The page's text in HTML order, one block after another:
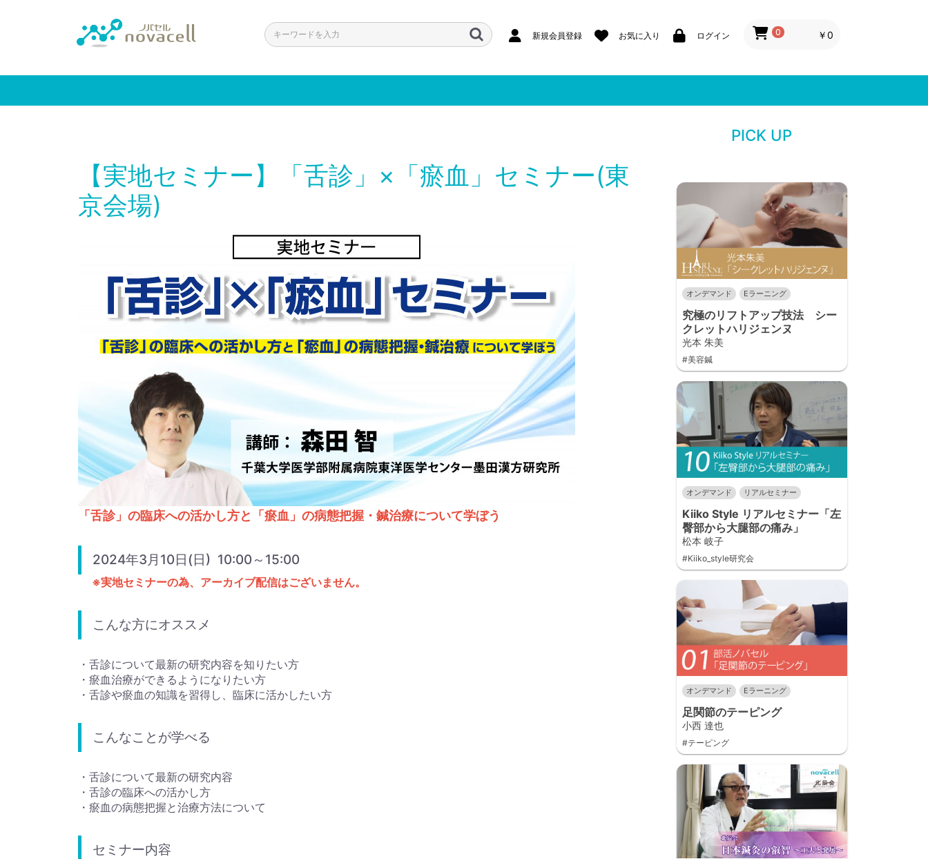
新規会員登録 お気に入り ログイン 0 ￥0
【実地セミナー】「舌診」×「瘀血」セミナー(東
京会場)
「舌診」の臨床への活かし方と「瘀血」の病態把握・鍼治療について学ぼう
2024年3月10日(日) 10:00～15:00
※実地セミナーの為、アーカイブ配信はございません。
こんな方にオススメ
・舌診について最新の研究内容を知りたい方
・瘀血治療ができるようになりたい方
・舌診や瘀血の知識を習得し、臨床に活かしたい方
こんなことが学べる
・舌診について最新の研究内容
・舌診の臨床への活かし方
・瘀血の病態把握と治療方法について
セミナー内容
PICK UP
オンデマンド Eラーニング
究極のリフトアップ技法 シー
クレットハリジェンヌ
光本 朱美
#美容鍼
オンデマンド リアルセミナー
Kiiko Style リアルセミナー「左
臀部から大腿部の痛み」
松本 岐子
#Kiiko_style研究会
オンデマンド Eラーニング
足関節のテーピング
小西 達也
#テーピング